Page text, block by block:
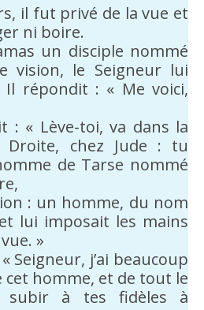
il fut privé de la vue et
ni boire.
un disciple nommé
vision, le Seigneur lui
répondit : « Me voici,
: « Lève-toi, va dans la
Droite, chez Jude : tu
de Tarse nommé
: un homme, du nom
lui imposait les mains
»
Seigneur, j’ai beaucoup
homme, et de tout le
subir à tes fidèles à